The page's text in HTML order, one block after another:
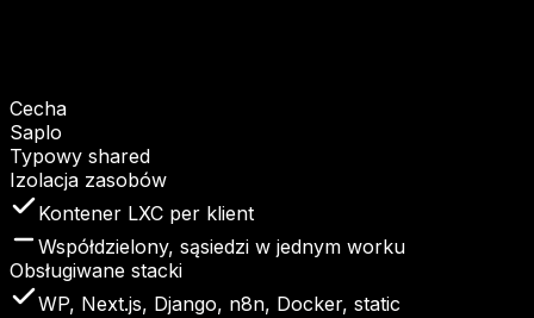
Cecha
Saplo
Typowy shared
Izolacja zasobów
Kontener LXC per klient
Współdzielony, sąsiedzi w jednym worku
Obsługiwane stacki
WP, Next.js, Django, n8n, Docker, static